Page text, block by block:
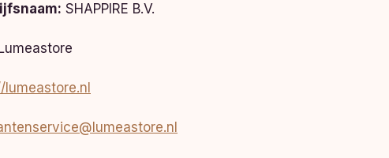
SHAPPIRE B.V.
Lumeastore
lumeastore.nl